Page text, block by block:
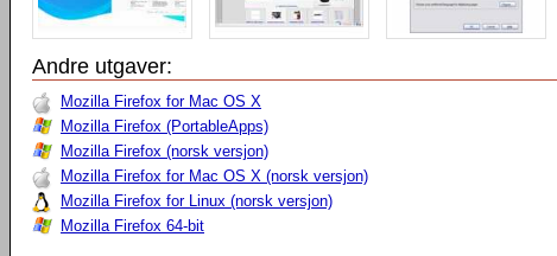
Andre utgaver:
Mozilla Firefox for Mac OS X
Mozilla Firefox (PortableApps)
Mozilla Firefox (norsk versjon)
Mozilla Firefox for Mac OS X (norsk versjon)
Mozilla Firefox for Linux (norsk versjon)
Mozilla Firefox 64-bit